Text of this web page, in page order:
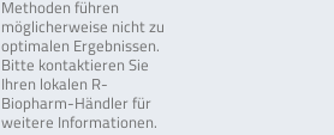
Methoden führen
möglicherweise nicht zu
optimalen Ergebnissen.
Bitte kontaktieren Sie
Ihren lokalen R-
Biopharm-Händler für
weitere Informationen.